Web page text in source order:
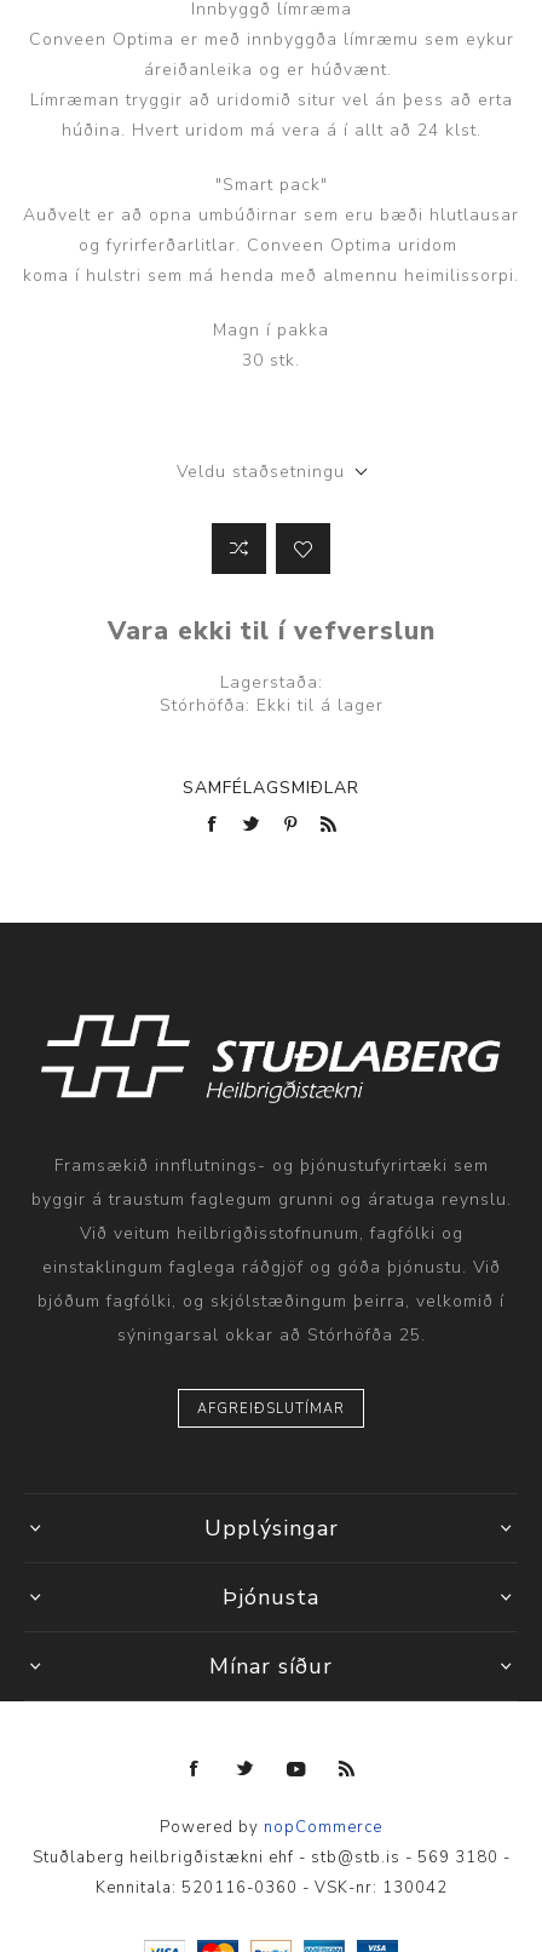
Innbyggð límræma
Conveen Optima er með innbyggða límræmu sem eykur
áreiðanleika og er húðvænt.
Límræman tryggir að uridomið situr vel án þess að erta
húðina. Hvert uridom má vera á í allt að 24 klst.
"Smart pack"
Auðvelt er að opna umbúðirnar sem eru bæði hlutlausar
og fyrirferðarlitlar. Conveen Optima uridom
koma í hulstri sem má henda með almennu heimilissorpi.
Magn í pakka
30 stk.
Veldu staðsetningu
Vara ekki til í vefverslun
Lagerstaða:
Stórhöfða: Ekki til á lager
SAMFÉLAGSMIÐLAR
Framsækið innflutnings- og þjónustufyrirtæki sem
byggir á traustum faglegum grunni og áratuga reynslu.
Við veitum heilbrigðisstofnunum, fagfólki og
einstaklingum faglega ráðgjöf og góða þjónustu. Við
bjóðum fagfólki, og skjólstæðingum þeirra, velkomið í
sýningarsal okkar að Stórhöfða 25.
AFGREIÐSLUTÍMAR
Upplýsingar
Þjónusta
Mínar síður
Powered by nopCommerce
Stuðlaberg heilbrigðistækni ehf - stb@stb.is - 569 3180 -
Kennitala: 520116-0360 - VSK-nr: 130042